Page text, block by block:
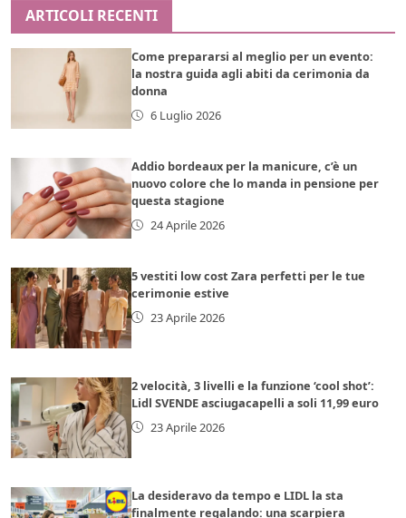
ARTICOLI RECENTI
Come prepararsi al meglio per un evento:
la nostra guida agli abiti da cerimonia da
donna
6 Luglio 2026
Addio bordeaux per la manicure, c’è un
nuovo colore che lo manda in pensione per
questa stagione
24 Aprile 2026
5 vestiti low cost Zara perfetti per le tue
cerimonie estive
23 Aprile 2026
2 velocità, 3 livelli e la funzione ‘cool shot’:
Lidl SVENDE asciugacapelli a soli 11,99 euro
23 Aprile 2026
La desideravo da tempo e LIDL la sta
finalmente regalando: una scarpiera